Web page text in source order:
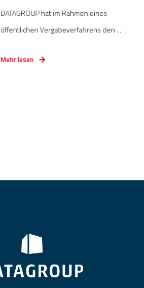
DATAGROUP hat im Rahmen eines
öffentlichen Vergabeverfahrens den ...
Mehr lesen